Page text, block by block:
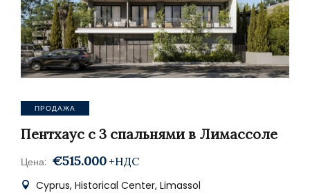
ПРОДАЖА
Пентхаус с 3 спальнями в Лимассоле
Цена: €515.000 +НДС
Cyprus, Historical Center, Limassol